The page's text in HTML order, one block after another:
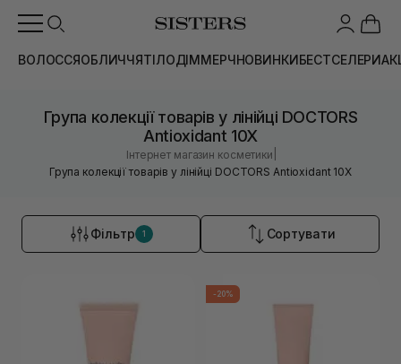
ВОЛОССЯОБЛИЧЧЯТІЛОДІММЕРЧНОВИНКИБЕСТСЕЛЕРИ
Група колекції товарів у лінійці DOCTORS
Antioxidant 10X
Інтернет магазин косметики
Група колекції товарів у лінійці DOCTORS Antioxidant 10X
Фільтр 1 Сортувати
-20%